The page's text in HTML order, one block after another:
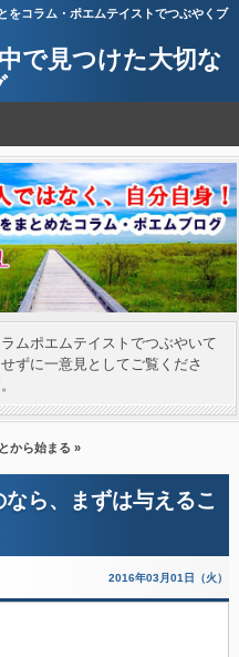
をコラム・ポエムテイストでつぶやくブ
で見つけた大切な
ムポエムテイストでつぶやいて
ずに一意見としてご覧くださ
から始まる »
ら、まずは与えるこ
2016年03月01日（火）